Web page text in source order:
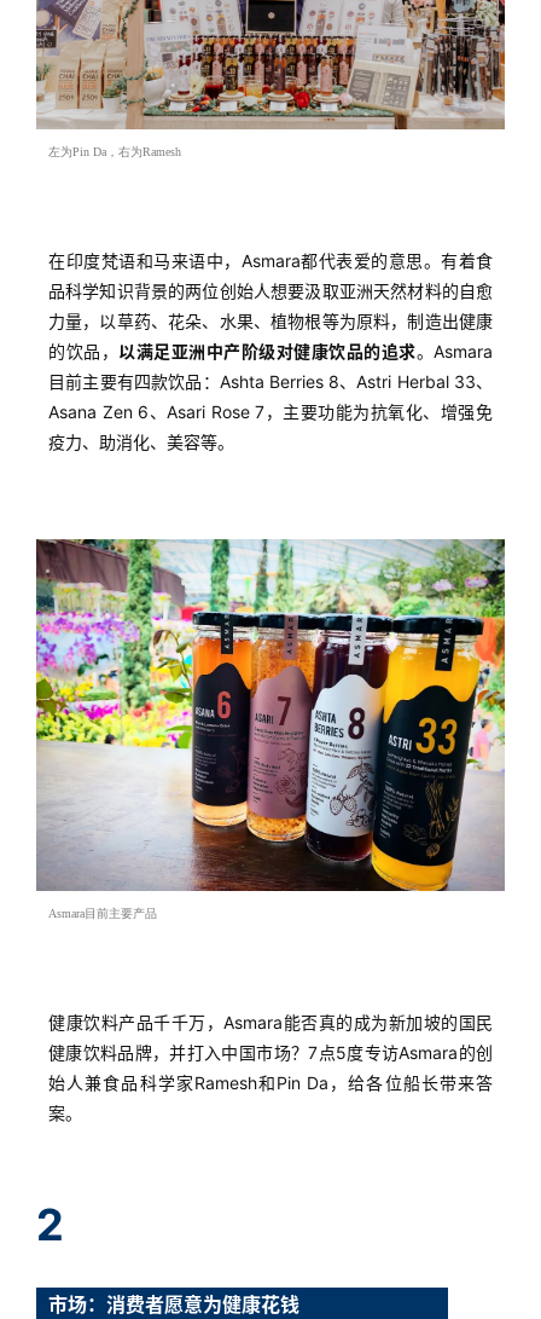
左为Pin Da，右为Ramesh
在印度梵语和马来语中，Asmara都代表爱的意思。有着食
品科学知识背景的两位创始人想要汲取亚洲天然材料的自愈
力量，以草药、花朵、水果、植物根等为原料，制造出健康
的饮品， 以满足亚洲中产阶级对健康饮品的追求。Asmara
目前主要有四款饮品：Ashta Berries 8、Astri Herbal 33、
Asana Zen 6、Asari Rose 7，主要功能为抗氧化、增强免
疫力、助消化、美容等。
Asmara目前主要产品
健康饮料产品千千万，Asmara能否真的成为新加坡的国民
健康饮料品牌，并打入中国市场？7点5度专访Asmara的创
始人兼食品科学家Ramesh和Pin Da，给各位船长带来答
案。
2
市场：消费者愿意为健康花钱